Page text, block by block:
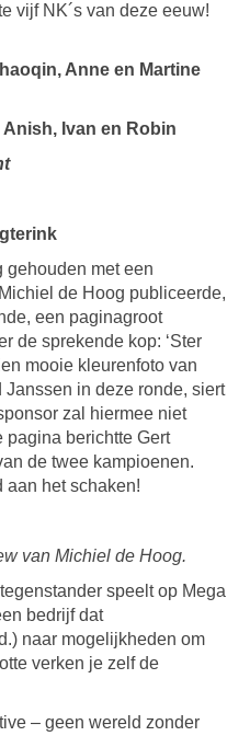
vijf NK´s van deze eeuw!
Anne en Martine
Ivan en Robin
gehouden met een
de Hoog publiceerde,
een paginagroot
de sprekende kop: ‘Ster
mooie kleurenfoto van
in deze ronde, siert
zal hiermee niet
pagina berichtte Gert
de twee kampioenen.
aan het schaken!
van Michiel de Hoog.
speelt op Mega
bedrijf dat
naar mogelijkheden om
verken je zelf de
– geen wereld zonder